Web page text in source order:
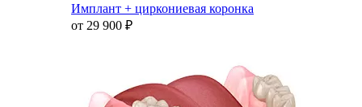
Имплант + циркониевая коронка
от 29 900 ₽